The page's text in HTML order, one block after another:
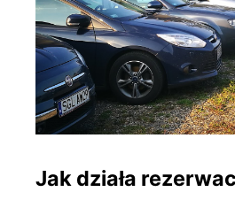
Jak działa